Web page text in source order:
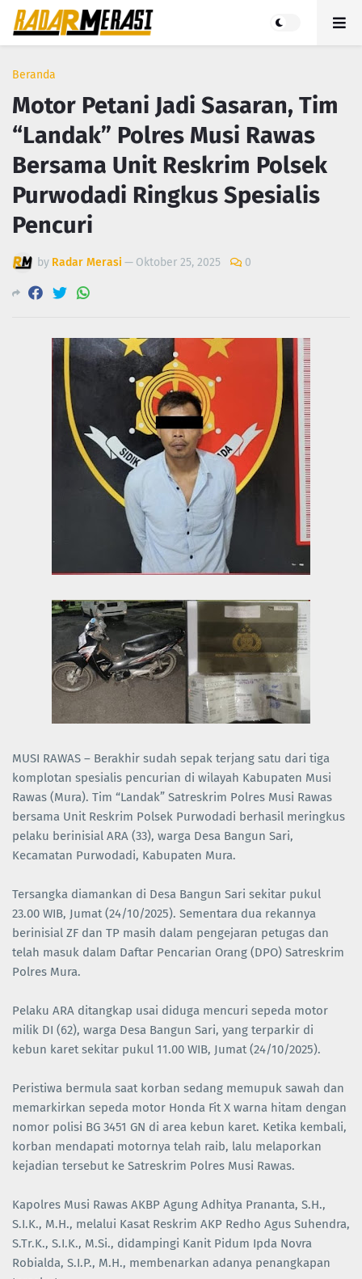
Beranda
Motor Petani Jadi Sasaran, Tim
“Landak” Polres Musi Rawas
Bersama Unit Reskrim Polsek
Purwodadi Ringkus Spesialis
Pencuri
by Radar Merasi — Oktober 25, 2025 0
MUSI RAWAS – Berakhir sudah sepak terjang satu dari tiga
komplotan spesialis pencurian di wilayah Kabupaten Musi
Rawas (Mura). Tim “Landak” Satreskrim Polres Musi Rawas
bersama Unit Reskrim Polsek Purwodadi berhasil meringkus
pelaku berinisial ARA (33), warga Desa Bangun Sari,
Kecamatan Purwodadi, Kabupaten Mura.
Tersangka diamankan di Desa Bangun Sari sekitar pukul
23.00 WIB, Jumat (24/10/2025). Sementara dua rekannya
berinisial ZF dan TP masih dalam pengejaran petugas dan
telah masuk dalam Daftar Pencarian Orang (DPO) Satreskrim
Polres Mura.
Pelaku ARA ditangkap usai diduga mencuri sepeda motor
milik DI (62), warga Desa Bangun Sari, yang terparkir di
kebun karet sekitar pukul 11.00 WIB, Jumat (24/10/2025).
Peristiwa bermula saat korban sedang memupuk sawah dan
memarkirkan sepeda motor Honda Fit X warna hitam dengan
nomor polisi BG 3451 GN di area kebun karet. Ketika kembali,
korban mendapati motornya telah raib, lalu melaporkan
kejadian tersebut ke Satreskrim Polres Musi Rawas.
Kapolres Musi Rawas AKBP Agung Adhitya Prananta, S.H.,
S.I.K., M.H., melalui Kasat Reskrim AKP Redho Agus Suhendra,
S.Tr.K., S.I.K., M.Si., didampingi Kanit Pidum Ipda Novra
Robialda, S.I.P., M.H., membenarkan adanya penangkapan